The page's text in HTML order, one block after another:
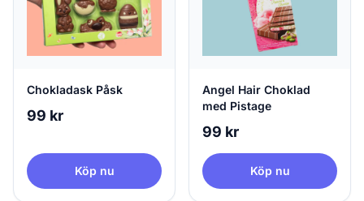
Chokladask Påsk
99 kr
Köp nu
Angel Hair Choklad
med Pistage
99 kr
Köp nu